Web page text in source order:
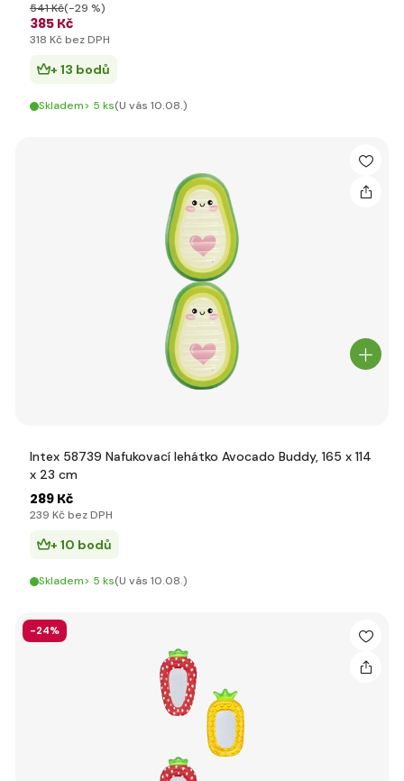
385 Kč
541 Kč(-29 %)
318 Kč bez DPH
+ 13 bodů
Skladem> 5 ks(U vás 10.08.)
Intex 58739 Nafukovací lehátko Avocado Buddy, 165 x 114
x 23 cm
289 Kč
239 Kč bez DPH
+ 10 bodů
Skladem> 5 ks(U vás 10.08.)
-24%